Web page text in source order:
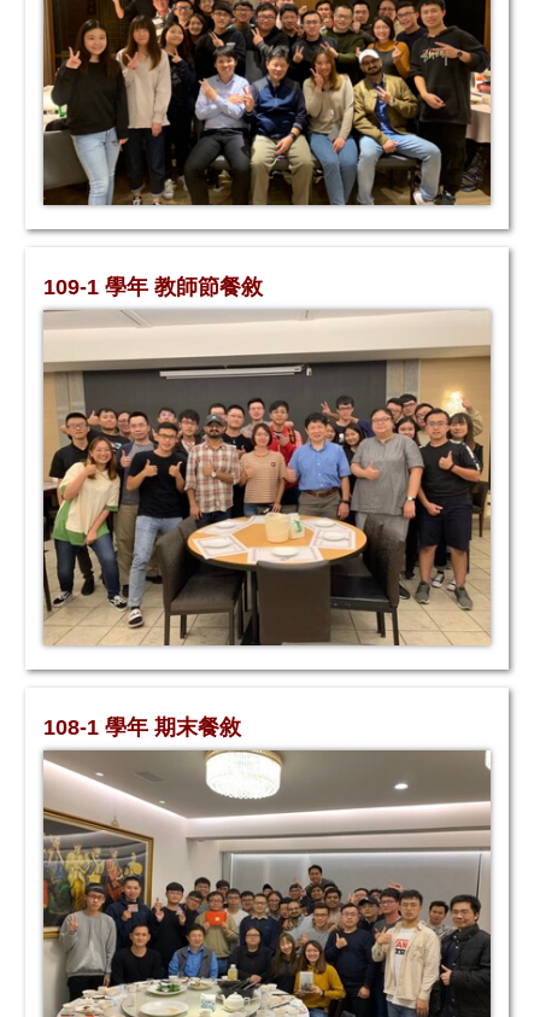
109-1 學年 教師節餐敘
108-1 學年 期末餐敘